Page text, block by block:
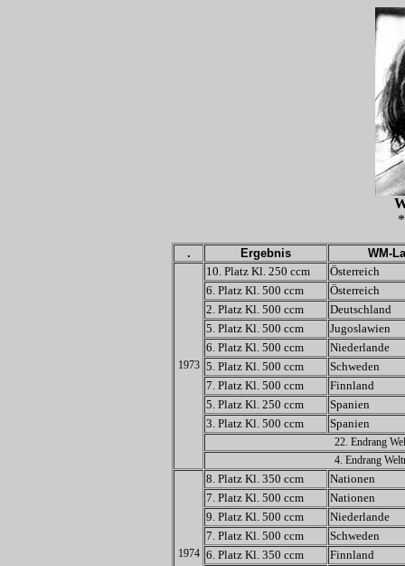
. Ergebnis WM-
1973
10. Platz Kl. 250 ccm
Österreich
6. Platz Kl. 500 ccm
Österreich
2. Platz Kl. 500 ccm
Deutschland
5. Platz Kl. 500 ccm
Jugoslawien
6. Platz Kl. 500 ccm
Niederlande
5. Platz Kl. 500 ccm
Schweden
7. Platz Kl. 500 ccm
Finnland
5. Platz Kl. 250 ccm
Spanien
3. Platz Kl. 500 ccm
Spanien
22. Endrang
4. Endrang
1974
8. Platz Kl. 350 ccm
Nationen
7. Platz Kl. 500 ccm
Nationen
9. Platz Kl. 500 ccm
Niederlande
7. Platz Kl. 500 ccm
Schweden
6. Platz Kl. 350 ccm
Finnland